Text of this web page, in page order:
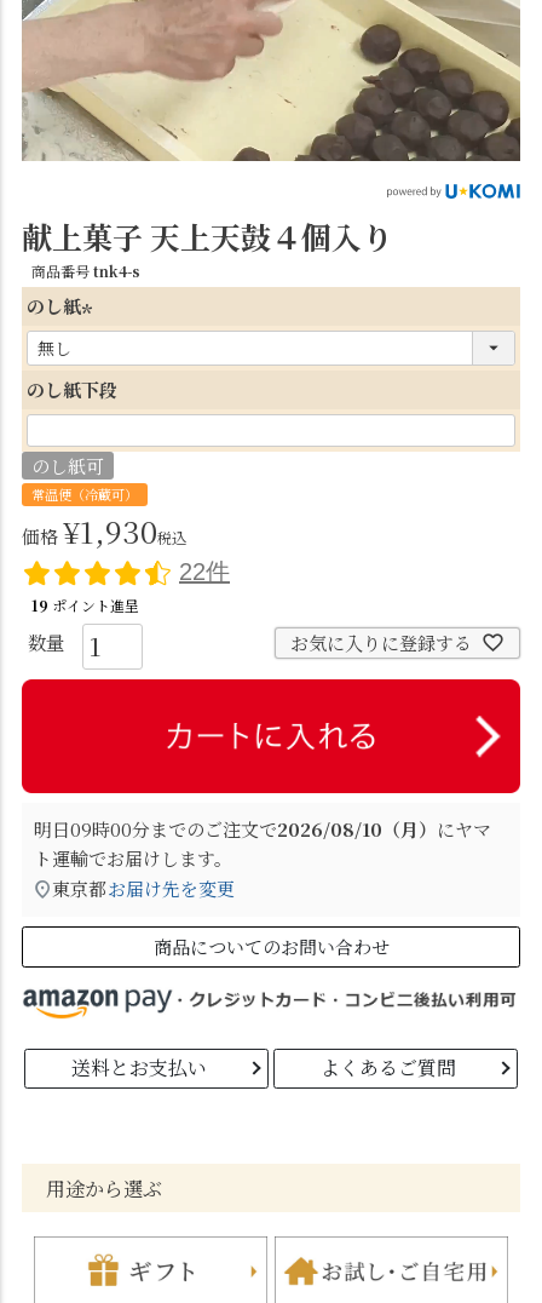
献上菓子 天上天鼓４個入り
商品番号tnk4-s
のし紙
必
須
のし紙下段
のし紙可
常温便（冷蔵可）
価格¥1,930税込
22件
19 ポイント進呈
お気に入りに登録する
明日09時00分までのご注文で2026/08/10（月） にヤマ
ト運輸でお届けします。
東京都お届け先を変更
商品についてのお問い合わせ
送料とお支払い よくあるご質問
用途から選ぶ